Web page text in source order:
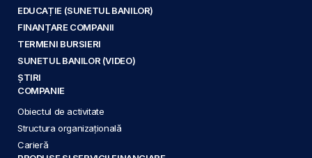
EDUCAȚIE (SUNETUL BANILOR)
FINANȚARE COMPANII
TERMENI BURSIERI
SUNETUL BANILOR (VIDEO)
ȘTIRI
COMPANIE
Obiectul de activitate
Structura organizațională
Carieră